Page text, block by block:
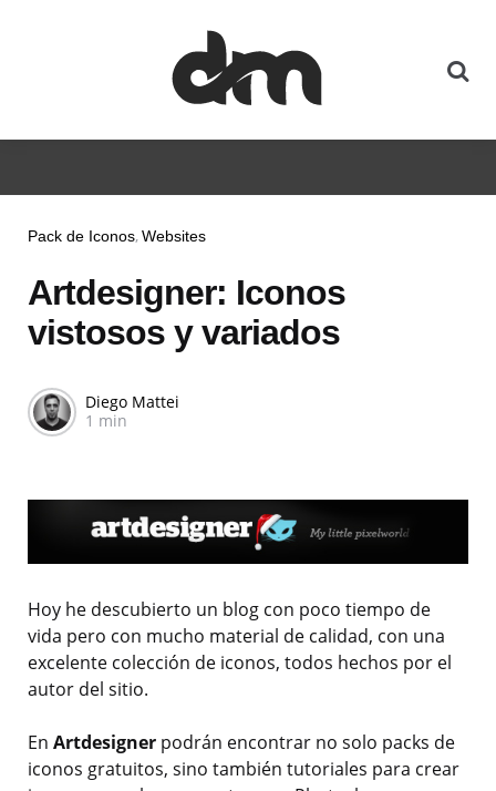
Pack de Iconos Websites
Artdesigner: Iconos
vistosos y variados
Diego Mattei
1 min
Hoy he descubierto un blog con poco tiempo de
vida pero con mucho material de calidad, con una
excelente colección de iconos, todos hechos por el
autor del sitio.
En Artdesigner podrán encontrar no solo packs de
iconos gratuitos, sino también tutoriales para crear